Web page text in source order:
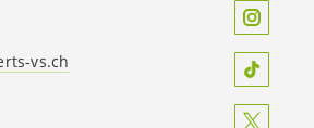
vs.ch